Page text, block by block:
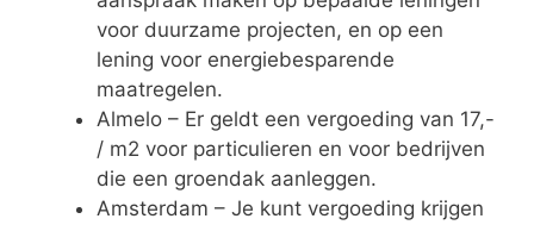
voor duurzame projecten, en op een
lening voor energiebesparende
maatregelen.
Almelo – Er geldt een vergoeding van 17,-
/ m2 voor particulieren en voor bedrijven
die een groendak aanleggen.
Amsterdam – Je kunt vergoeding krijgen